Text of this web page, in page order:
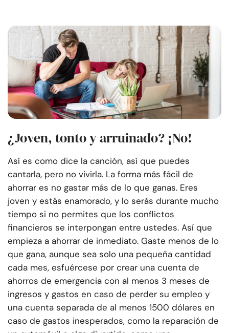
¿Joven, tonto y arruinado? ¡No!
Así es como dice la canción, así que puedes
cantarla, pero no vivirla. La forma más fácil de
ahorrar es no gastar más de lo que ganas. Eres
joven y estás enamorado, y lo serás durante mucho
tiempo si no permites que los conflictos
financieros se interpongan entre ustedes. Así que
empieza a ahorrar de inmediato. Gaste menos de lo
que gana, aunque sea solo una pequeña cantidad
cada mes, esfuércese por crear una cuenta de
ahorros de emergencia con al menos 3 meses de
ingresos y gastos en caso de perder su empleo y
una cuenta separada de al menos 1500 dólares en
caso de gastos inesperados, como la reparación de